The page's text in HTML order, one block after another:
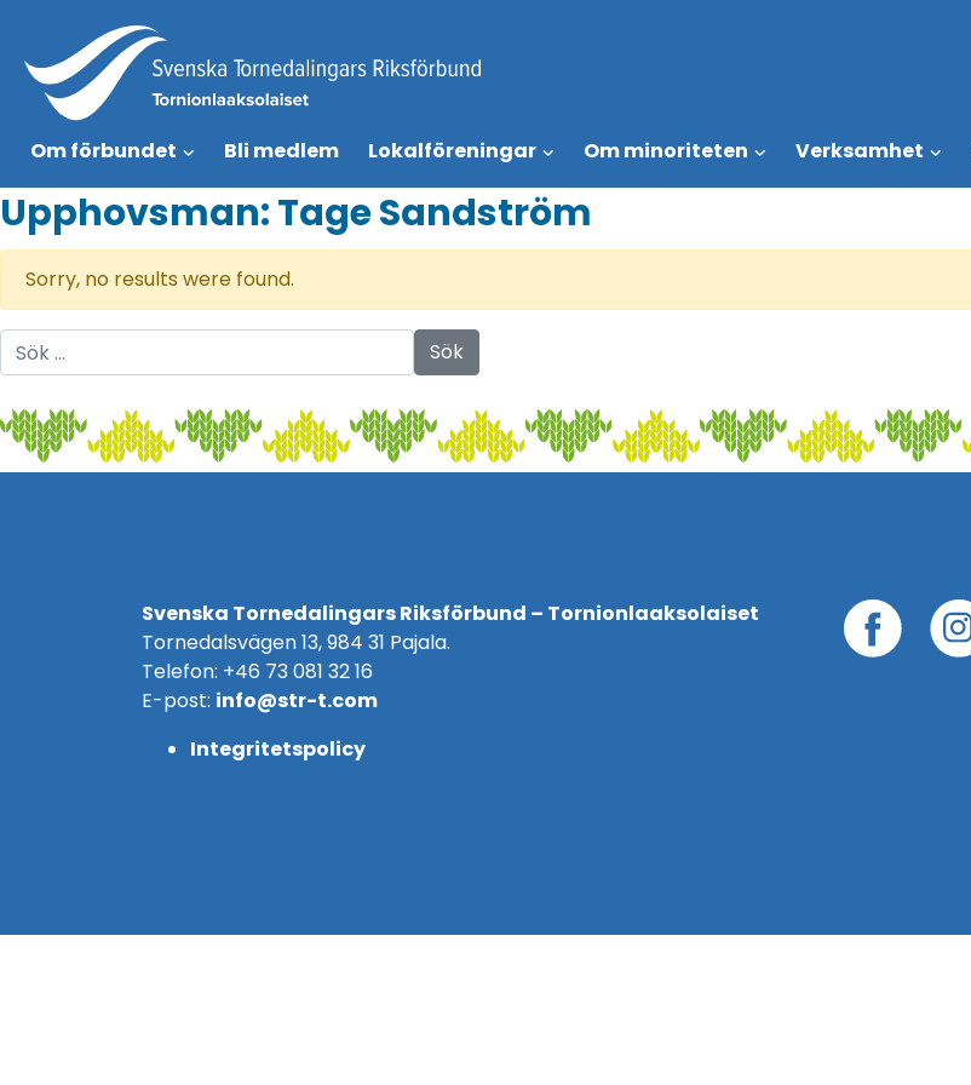
Om förbundet Bli medlem Lokalföreningar Om minoriteten Verksamhet
Upphovsman:Tage Sandström
Sorry, no results were found.
Svenska Tornedalingars Riksförbund – Tornionlaaksolaiset
Tornedalsvägen 13, 984 31 Pajala.
Telefon: +46 73 081 32 16
E-post: info@str-t.com
Integritetspolicy